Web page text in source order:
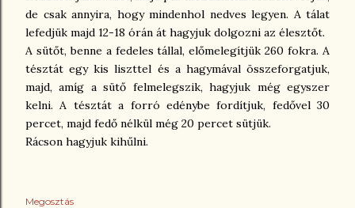
de csak annyira, hogy mindenhol nedves legyen. A tálat
lefedjük majd 12-18 órán át hagyjuk dolgozni az élesztőt.
A sütőt, benne a fedeles tállal, előmelegítjük 260 fokra. A
tésztát egy kis liszttel és a hagymával összeforgatjuk,
majd, amíg a sütő felmelegszik, hagyjuk még egyszer
kelni. A tésztát a forró edénybe fordítjuk, fedővel 30
percet, majd fedő nélkül még 20 percet sütjük.
Rácson hagyjuk kihűlni.
Megosztás